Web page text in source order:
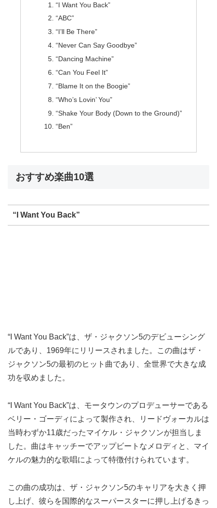
“I Want You Back”
“ABC”
“I’ll Be There”
“Never Can Say Goodbye”
“Dancing Machine”
“Can You Feel It”
“Blame It on the Boogie”
“Who’s Lovin’ You”
“Shake Your Body (Down to the Ground)”
“Ben”
おすすめ楽曲10選
“I Want You Back”
“I Want You Back”は、ザ・ジャクソン5のデビューシング
ルであり、1969年にリリースされました。この曲はザ・
ジャクソン5の最初のヒット曲であり、全世界で大きな成
功を収めました。
“I Want You Back”は、モータウンのプロデューサーである
ベリー・ゴーディによって製作され、リードヴォーカルは
当時わずか11歳だったマイケル・ジャクソンが担当しま
した。曲はキャッチーでアップビートなメロディと、マイ
ケルの魅力的な歌唱によって特徴付けられています。
この曲の成功は、ザ・ジャクソン5のキャリアを大きく押
し上げ、彼らを国際的なスーパースターに押し上げるきっ